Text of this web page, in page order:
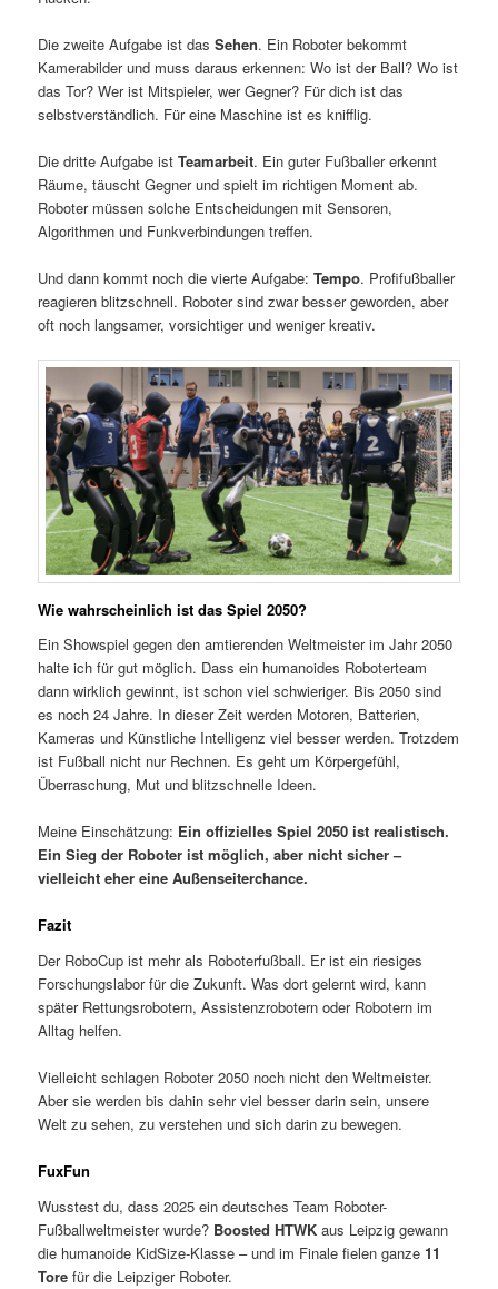
Die zweite Aufgabe ist dasSehen. Ein Roboter bekommt
Kamerabilder und muss daraus erkennen: Wo ist der Ball? Wo ist
das Tor? Wer ist Mitspieler, wer Gegner? Für dich ist das
selbstverständlich. Für eine Maschine ist es knifflig.
Die dritte Aufgabe istTeamarbeit. Ein guter Fußballer erkennt
Räume, täuscht Gegner und spielt im richtigen Moment ab.
Roboter müssen solche Entscheidungen mit Sensoren,
Algorithmen und Funkverbindungen treffen.
Und dann kommt noch die vierte Aufgabe:Tempo. Profifußballer
reagieren blitzschnell. Roboter sind zwar besser geworden, aber
oft noch langsamer, vorsichtiger und weniger kreativ.
Wie wahrscheinlich ist das Spiel 2050?
Ein Showspiel gegen den amtierenden Weltmeister im Jahr 2050
halte ich für gut möglich. Dass ein humanoides Roboterteam
dann wirklich gewinnt, ist schon viel schwieriger. Bis 2050 sind
es noch 24 Jahre. In dieser Zeit werden Motoren, Batterien,
Kameras und Künstliche Intelligenz viel besser werden. Trotzdem
ist Fußball nicht nur Rechnen. Es geht um Körpergefühl,
Überraschung, Mut und blitzschnelle Ideen.
Meine Einschätzung: Ein offizielles Spiel 2050 ist realistisch.
Ein Sieg der Roboter ist möglich, aber nicht sicher –
vielleicht eher eine Außenseiterchance.
Fazit
Der RoboCup ist mehr als Roboterfußball. Er ist ein riesiges
Forschungslabor für die Zukunft. Was dort gelernt wird, kann
später Rettungsrobotern, Assistenzrobotern oder Robotern im
Alltag helfen.
Vielleicht schlagen Roboter 2050 noch nicht den Weltmeister.
Aber sie werden bis dahin sehr viel besser darin sein, unsere
Welt zu sehen, zu verstehen und sich darin zu bewegen.
FuxFun
Wusstest du, dass 2025 ein deutsches Team Roboter-
Fußballweltmeister wurde? Boosted HTWK aus Leipzig gewann
die humanoide KidSize-Klasse – und im Finale fielen ganze11
Tore für die Leipziger Roboter.